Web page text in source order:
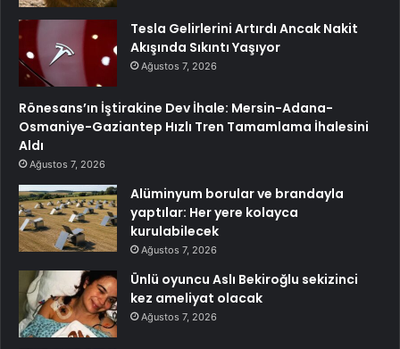
Tesla Gelirlerini Artırdı Ancak Nakit
Akışında Sıkıntı Yaşıyor
Ağustos 7, 2026
Rönesans’ın İştirakine Dev İhale: Mersin-Adana-
Osmaniye-Gaziantep Hızlı Tren Tamamlama İhalesini
Aldı
Ağustos 7, 2026
Alüminyum borular ve brandayla
yaptılar: Her yere kolayca
kurulabilecek
Ağustos 7, 2026
Ünlü oyuncu Aslı Bekiroğlu sekizinci
kez ameliyat olacak
Ağustos 7, 2026